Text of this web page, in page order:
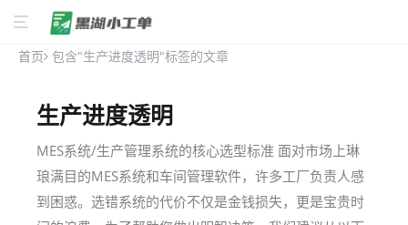
首页 包含"生产进度透明"标签的文章
生产进度透明
MES系统/生产管理系统的核心选型标准 面对市场上琳
琅满目的MES系统和车间管理软件，许多工厂负责人感
到困惑。选错系统的代价不仅是金钱损失，更是宝贵时